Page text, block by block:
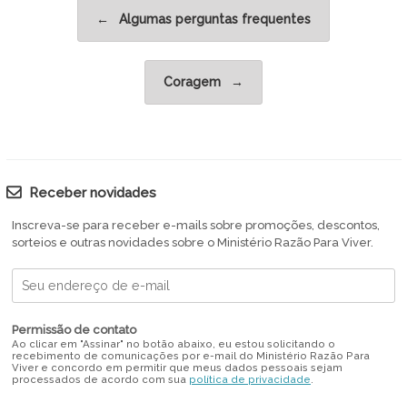
← Algumas perguntas frequentes
Coragem →
Receber novidades
Inscreva-se para receber e-mails sobre promoções, descontos,
sorteios e outras novidades sobre o Ministério Razão Para Viver.
Permissão de contato
Ao clicar em "Assinar" no botão abaixo, eu estou solicitando o
recebimento de comunicações por e-mail do Ministério Razão Para
Viver e concordo em permitir que meus dados pessoais sejam
processados de acordo com sua política de privacidade.